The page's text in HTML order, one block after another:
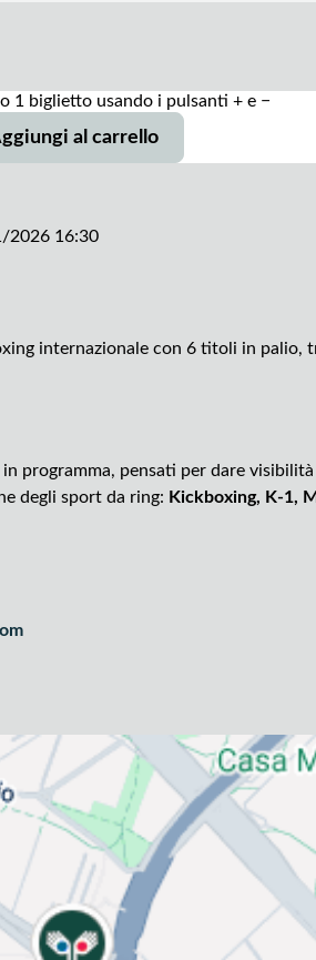
1 biglietto usando i pulsanti + e −
2026 16:30
internazionale con 6 titoli in
programma, pensati per dare
degli sport da ring: Kickboxing, K-1,